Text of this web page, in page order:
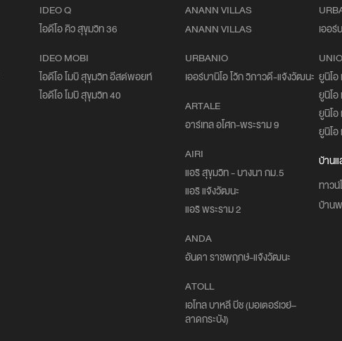
IDEO Q
ไอดีโอ คิว สุขุมวิท 36
IDEO MOBI
ไอดีโอ โมบิ สุขุมวิท อีสต์พอยท์
ไอดีโอ โมบิ สุขุมวิท 40
ANANN VILLAS
ANANN VILLAS
URBANIO
เออร์บานิโอ โว้ก วิภาวดี-แจ้งวัฒนะ
ARTALE
อาร์เทล อโศก-พระราม 9
AIRI
แอริ สุขุมวิท - บางนา กม.5
แอริ แจ้งวัฒนะ
แอริ พระราม 2
ANDA
อันดา ราชพฤกษ์-แจ้งวัฒนะ
ATOLL
เอโทล บาหลี บีช (มอเตอร์เวย์–
ลาดกระบัง)
เออ
ยูนิโ
ยูนิโ
ยูนิโ
ยูนิโ
บ้านแ
ทาว
บ้าน